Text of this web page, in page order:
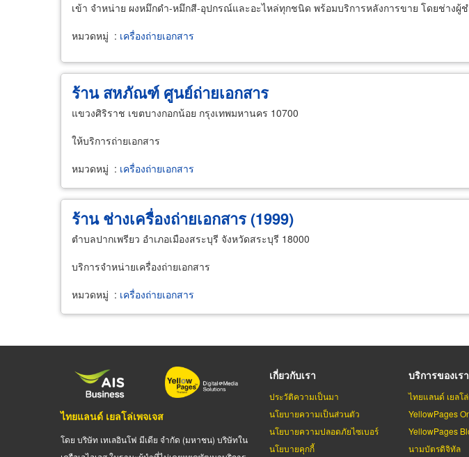
เข้า จำหน่าย ผงหมึกดำ-หมึกสี-อุปกรณ์และอะไหล่ทุกชนิด พร้อมบริการหลังการขาย โดยช่าง
หมวดหมู่ : เครื่องถ่ายเอกสาร
ร้าน สหภัณฑ์ ศูนย์ถ่ายเอกสาร
แขวงศิริราช เขตบางกอกน้อย กรุงเทพมหานคร 10700
ให้บริการถ่ายเอกสาร
หมวดหมู่ : เครื่องถ่ายเอกสาร
ร้าน ช่างเครื่องถ่ายเอกสาร (1999)
ตำบลปากเพรียว อำเภอเมืองสระบุรี จังหวัดสระบุรี 18000
บริการจำหน่ายเครื่องถ่ายเอกสาร
หมวดหมู่ : เครื่องถ่ายเอกสาร
ไทยแลนด์ เยลโล่เพจเจส
โดย บริษัท เทเลอินโฟ มีเดีย จำกัด (มหาชน) บริษัทใน
เกี่ยวกับเรา
ประวัติความเป็นมา
นโยบายความเป็นส่วนตัว
นโยบายความปลอดภัยไซเบอร์
นโยบายคุกกี้
บริการของเรา
ไทยแลนด์ เยลโล่
YellowPages
YellowPages
นามบัตรดิจิทัล